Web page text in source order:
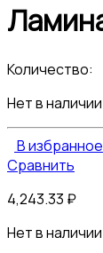
Количество:
Нет в наличии
В избранное
Сравнить
4,243.33 ₽
Нет в наличии